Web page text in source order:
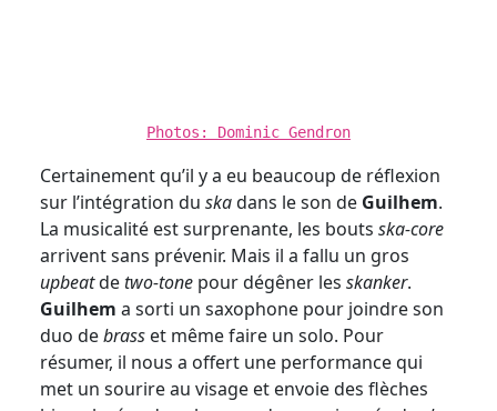
Photos: Dominic Gendron
Certainement qu’il y a eu beaucoup de réflexion
sur l’intégration du skadans le son de Guilhem.
La musicalité est surprenante, les bouts ska-core
arrivent sans prévenir. Mais il a fallu un gros
upbeatdetwo-tone pour dégêner les skanker.
Guilhem a sorti un saxophone pour joindre son
duo debrass et même faire un solo. Pour
résumer, il nous a offert une performance qui
met un sourire au visage et envoie des flèches